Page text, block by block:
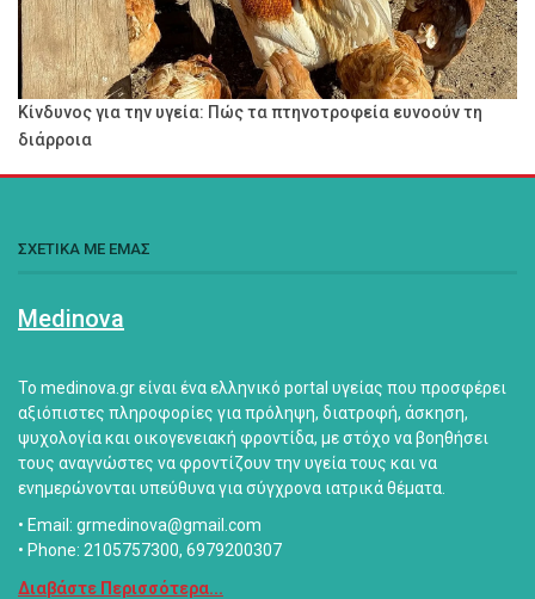
Κίνδυνος για την υγεία: Πώς τα πτηνοτροφεία ευνοούν τη
διάρροια
ΣΧΕΤΙΚΑ ΜΕ ΕΜΑΣ
Medinova
Το medinova.gr είναι ένα ελληνικό portal υγείας που προσφέρει
αξιόπιστες πληροφορίες για πρόληψη, διατροφή, άσκηση,
ψυχολογία και οικογενειακή φροντίδα, με στόχο να βοηθήσει
τους αναγνώστες να φροντίζουν την υγεία τους και να
ενημερώνονται υπεύθυνα για σύγχρονα ιατρικά θέματα.
• Email: grmedinova@gmail.com
• Phone: 2105757300, 6979200307
Διαβάστε Περισσότερα...